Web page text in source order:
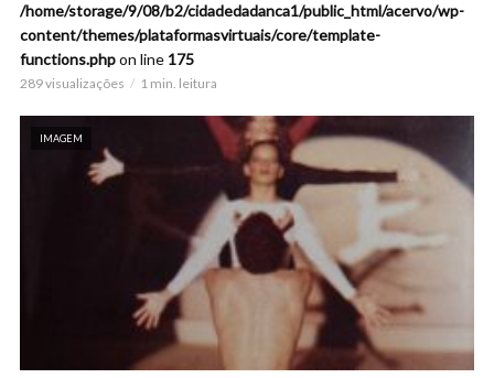
/home/storage/9/08/b2/cidadedadanca1/public_html/acervo/wp-
content/themes/plataformasvirtuais/core/template-
functions.phpon line 175
289 visualizações 1 min. leitura
IMAGEM